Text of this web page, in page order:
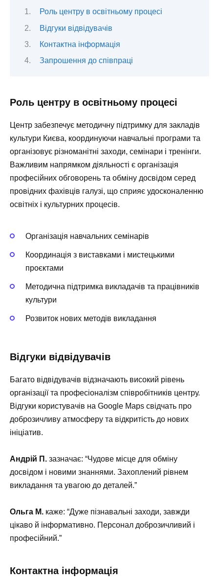
Роль центру в освітньому процесі
Відгуки відвідувачів
Контактна інформація
Запрошення до співпраці
Роль центру в освітньому процесі
Центр забезпечує методичну підтримку для закладів
культури Києва, координуючи навчальні програми та
організовує різноманітні заходи, семінари і тренінги.
Важливим напрямком діяльності є організація
професійних обговорень та обміну досвідом серед
провідних фахівців галузі, що сприяє удосконаленню
освітніх і культурних процесів.
Організація навчальних семінарів
Координація з виставками і мистецькими
проєктами
Методична підтримка викладачів та працівників
культури
Розвиток нових методів викладання
Відгуки відвідувачів
Багато відвідувачів відзначають високий рівень
організації та професіоналізм співробітників центру.
Відгуки користувачів на Google Maps свідчать про
доброзичливу атмосферу та відкритість до нових
ініціатив.
Андрій П. зазначає: “Чудове місце для обміну
досвідом і новими знаннями. Захоплений рівнем
викладання та увагою до деталей.”
Ольга М. каже: “Дуже пізнавальні заходи, завжди
цікаво й інформативно. Персонал доброзичливий і
професійний.”
Контактна інформація